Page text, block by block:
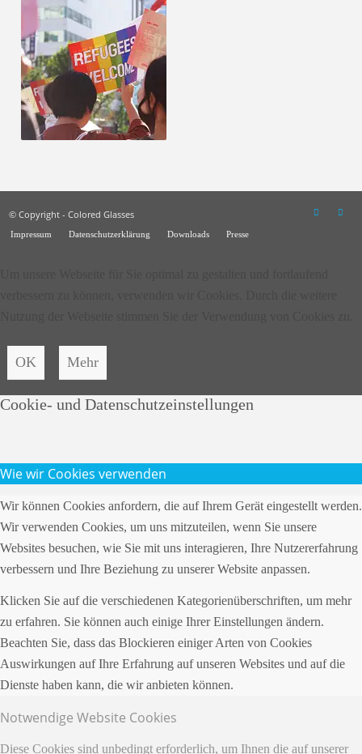
© Copyright - Colored Glasses
Impressum Datenschutzerklärung Downloads Presse
OK Mehr
Cookie- und Datenschutzeinstellungen
Wie wir Cookies verwenden
Wir können Cookies anfordern, die auf Ihrem Gerät eingestellt werden.
Wir verwenden Cookies, um uns mitzuteilen, wenn Sie unsere
Websites besuchen, wie Sie mit uns interagieren, Ihre Nutzererfahrung
verbessern und Ihre Beziehung zu unserer Website anpassen.
Klicken Sie auf die verschiedenen Kategorienüberschriften, um mehr
zu erfahren. Sie können auch einige Ihrer Einstellungen ändern.
Beachten Sie, dass das Blockieren einiger Arten von Cookies
Auswirkungen auf Ihre Erfahrung auf unseren Websites und auf die
Dienste haben kann, die wir anbieten können.
Notwendige Website Cookies
Diese Cookies sind unbedingt erforderlich, um Ihnen die auf unserer